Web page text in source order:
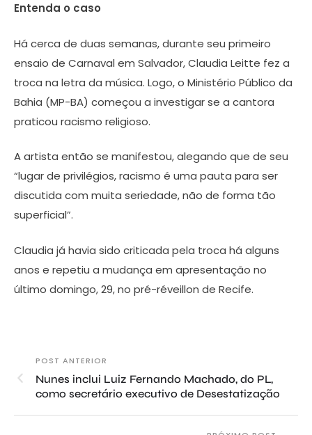
Entenda o caso
Há cerca de duas semanas, durante seu primeiro
ensaio de Carnaval em Salvador, Claudia Leitte fez a
troca na letra da música. Logo, o Ministério Público da
Bahia (MP-BA) começou a investigar se a cantora
praticou racismo religioso.
A artista então se manifestou, alegando que de seu
“lugar de privilégios, racismo é uma pauta para ser
discutida com muita seriedade, não de forma tão
superficial”.
Claudia já havia sido criticada pela troca há alguns
anos e repetiu a mudança em apresentação no
último domingo, 29, no pré-réveillon de Recife.
POST ANTERIOR
Nunes inclui Luiz Fernando Machado, do PL,
como secretário executivo de Desestatização